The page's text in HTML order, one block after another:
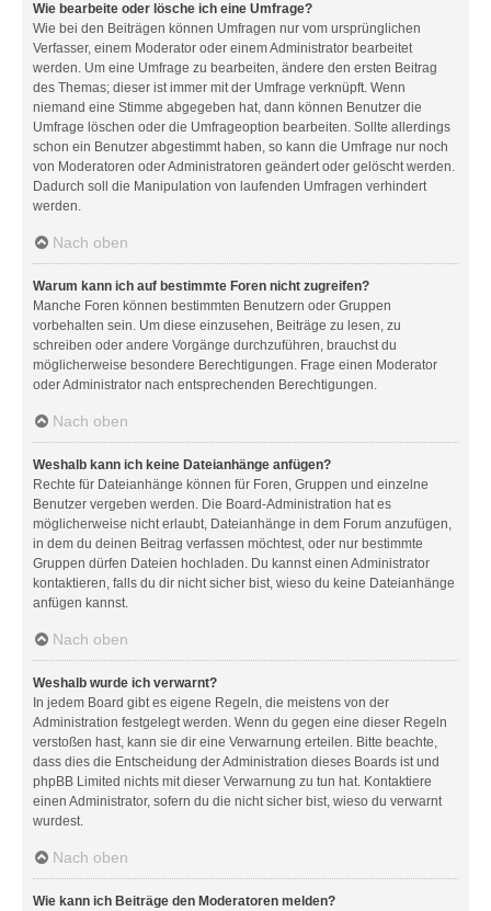
Wie bearbeite oder lösche ich eine Umfrage?
Wie bei den Beiträgen können Umfragen nur vom ursprünglichen
Verfasser, einem Moderator oder einem Administrator bearbeitet
werden. Um eine Umfrage zu bearbeiten, ändere den ersten Beitrag
des Themas; dieser ist immer mit der Umfrage verknüpft. Wenn
niemand eine Stimme abgegeben hat, dann können Benutzer die
Umfrage löschen oder die Umfrageoption bearbeiten. Sollte allerdings
schon ein Benutzer abgestimmt haben, so kann die Umfrage nur noch
von Moderatoren oder Administratoren geändert oder gelöscht werden.
Dadurch soll die Manipulation von laufenden Umfragen verhindert
werden.
Nach oben
Warum kann ich auf bestimmte Foren nicht zugreifen?
Manche Foren können bestimmten Benutzern oder Gruppen
vorbehalten sein. Um diese einzusehen, Beiträge zu lesen, zu
schreiben oder andere Vorgänge durchzuführen, brauchst du
möglicherweise besondere Berechtigungen. Frage einen Moderator
oder Administrator nach entsprechenden Berechtigungen.
Nach oben
Weshalb kann ich keine Dateianhänge anfügen?
Rechte für Dateianhänge können für Foren, Gruppen und einzelne
Benutzer vergeben werden. Die Board-Administration hat es
möglicherweise nicht erlaubt, Dateianhänge in dem Forum anzufügen,
in dem du deinen Beitrag verfassen möchtest, oder nur bestimmte
Gruppen dürfen Dateien hochladen. Du kannst einen Administrator
kontaktieren, falls du dir nicht sicher bist, wieso du keine Dateianhänge
anfügen kannst.
Nach oben
Weshalb wurde ich verwarnt?
In jedem Board gibt es eigene Regeln, die meistens von der
Administration festgelegt werden. Wenn du gegen eine dieser Regeln
verstoßen hast, kann sie dir eine Verwarnung erteilen. Bitte beachte,
dass dies die Entscheidung der Administration dieses Boards ist und
phpBB Limited nichts mit dieser Verwarnung zu tun hat. Kontaktiere
einen Administrator, sofern du die nicht sicher bist, wieso du verwarnt
wurdest.
Nach oben
Wie kann ich Beiträge den Moderatoren melden?